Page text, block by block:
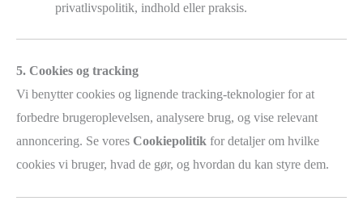
privatlivspolitik, indhold eller praksis.
5. Cookies og tracking
Vi benytter cookies og lignende tracking-teknologier for at
forbedre brugeroplevelsen, analysere brug, og vise relevant
annoncering. Se vores Cookiepolitik for detaljer om hvilke
cookies vi bruger, hvad de gør, og hvordan du kan styre dem.